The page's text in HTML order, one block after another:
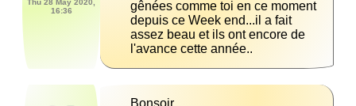
Thu 28 May 2020,
16:36
gênées comme toi en ce moment
depuis ce Week end...il a fait
assez beau et ils ont encore de
l'avance cette année..